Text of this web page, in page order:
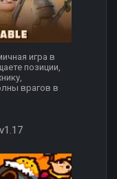
игра в
позиции,
врагов в